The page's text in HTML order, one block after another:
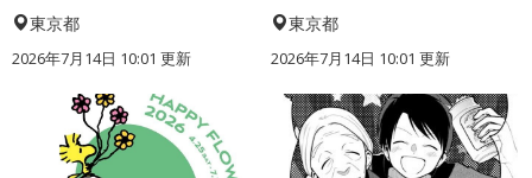
東京都
2026年7月14日 10:01 更新
東京都
2026年7月14日 10:01 更新